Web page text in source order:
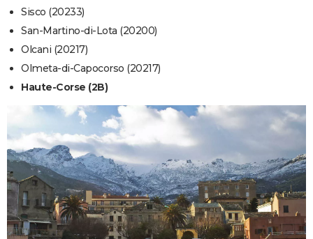
Sisco (20233)
San-Martino-di-Lota (20200)
Olcani (20217)
Olmeta-di-Capocorso (20217)
Haute-Corse (2B)